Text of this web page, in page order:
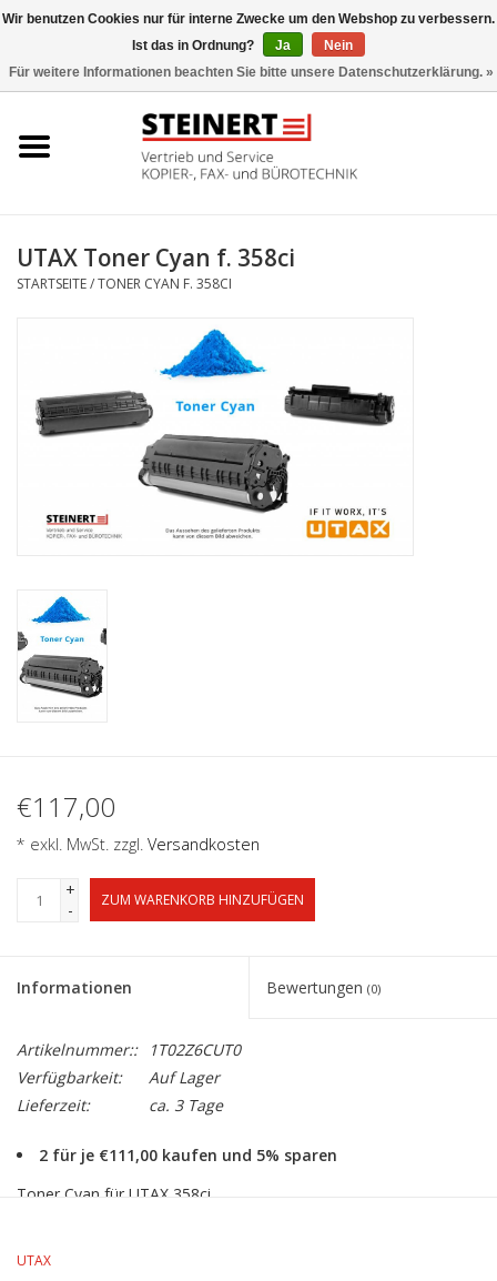
Büromaschinen- Service
Toner
Marken
UTAX Toner Cyan f. 358ci
STARTSEITE/TONER CYAN F. 358CI
€117,00
* exkl. MwSt. zzgl. Versandkosten
+
-
ZUM WARENKORB HINZUFÜGEN
Informationen Bewertungen (0)
Artikelnummer::
1T02Z6CUT0
Verfügbarkeit:
Auf Lager
Lieferzeit:
ca. 3 Tage
2 für je €111,00 kaufen und 5% sparen
Toner Cyan für UTAX 358ci
UTAX
Wir benutzen Cookies nur für interne Zwecke um den Webshop zu verbessern.
Ist das in Ordnung?
Ja
Nein
Für weitere Informationen beachten Sie bitte unsere Datenschutzerklärung. »